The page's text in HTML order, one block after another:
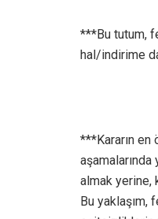
***Bu tutum,
hal/indirime
***Kararın en
almak yerine,
Bu